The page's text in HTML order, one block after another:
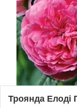
Троянда Елоді